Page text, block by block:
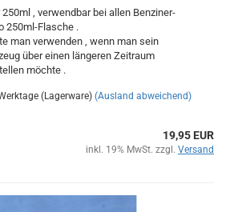
, verwendbar bei allen Benziner-
250ml-Flasche .
man verwenden , wenn man sein
über einen längeren Zeitraum
möchte .
(Lagerware) (Ausland abweichend)
19,95 EUR
inkl. 19% MwSt. zzgl. Versand